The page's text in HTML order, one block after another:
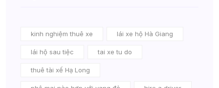
kinh nghiệm thuê xe lái xe hộ Hà Giang
lái hộ sau tiệc tai xe tu do
thuê tài xế Hạ Long